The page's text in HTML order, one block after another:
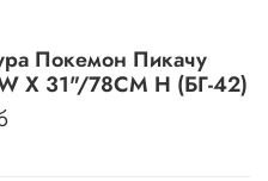
Покемон Пикачу
X 31"/78CM H (БГ-42)